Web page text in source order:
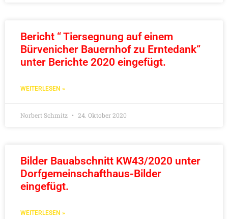
Bericht “ Tiersegnung auf einem
Bürvenicher Bauernhof zu Erntedank“
unter Berichte 2020 eingefügt.
WEITERLESEN »
Norbert Schmitz 24. Oktober 2020
Bilder Bauabschnitt KW43/2020 unter
Dorfgemeinschafthaus-Bilder
eingefügt.
WEITERLESEN »